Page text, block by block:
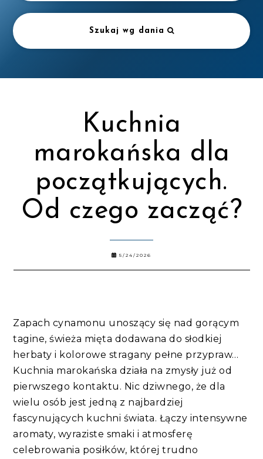
Szukaj wg dania
Kuchnia
marokańska dla
początkujących.
Od czego zacząć?
5/24/2026
Zapach cynamonu unoszący się nad gorącym
tagine, świeża mięta dodawana do słodkiej
herbaty i kolorowe stragany pełne przypraw…
Kuchnia marokańska działa na zmysły już od
pierwszego kontaktu. Nic dziwnego, że dla
wielu osób jest jedną z najbardziej
fascynujących kuchni świata. Łączy intensywne
aromaty, wyraziste smaki i atmosferę
celebrowania posiłków, której trudno